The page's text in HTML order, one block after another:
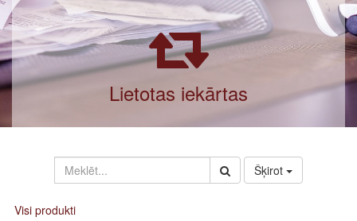
Lietotas iekārtas
Šķirot
Visi produkti